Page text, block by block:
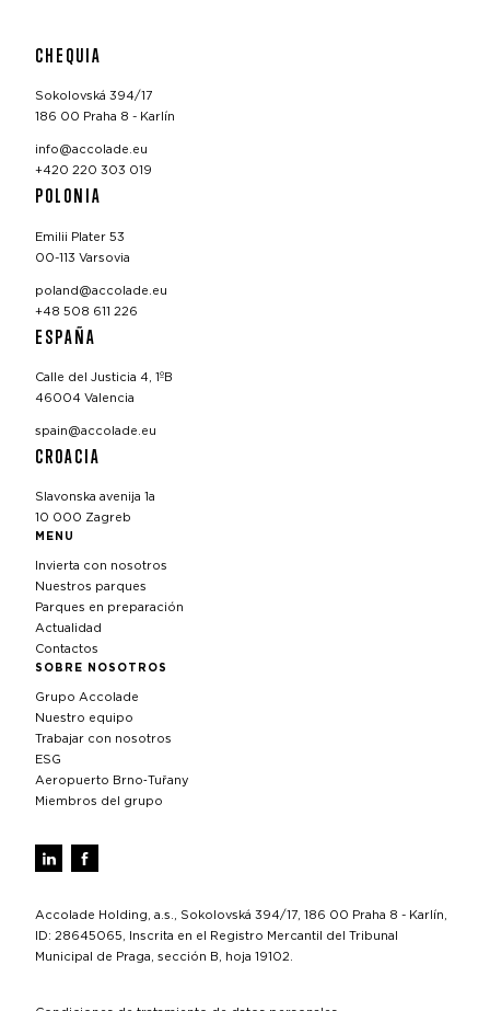
CHEQUIA
Sokolovská 394/17
186 00 Praha 8 - Karlín
info@accolade.eu
+420 220 303 019
POLONIA
Emilii Plater 53
00-113 Varsovia
poland@accolade.eu
+48 508 611 226
ESPAÑA
Calle del Justicia 4, 1ºB
46004 Valencia
spain@accolade.eu
CROACIA
Slavonska avenija 1a
10 000 Zagreb
MENU
Invierta con nosotros
Nuestros parques
Parques en preparación
Actualidad
Contactos
SOBRE NOSOTROS
Grupo Accolade
Nuestro equipo
Trabajar con nosotros
ESG
Aeropuerto Brno‑Tuřany
Miembros del grupo
Accolade Holding, a.s., Sokolovská 394/17, 186 00 Praha 8 - Karlín,
ID: 28645065, Inscrita en el Registro Mercantil del Tribunal
Municipal de Praga, sección B, hoja 19102.